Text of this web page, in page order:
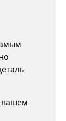
вашем